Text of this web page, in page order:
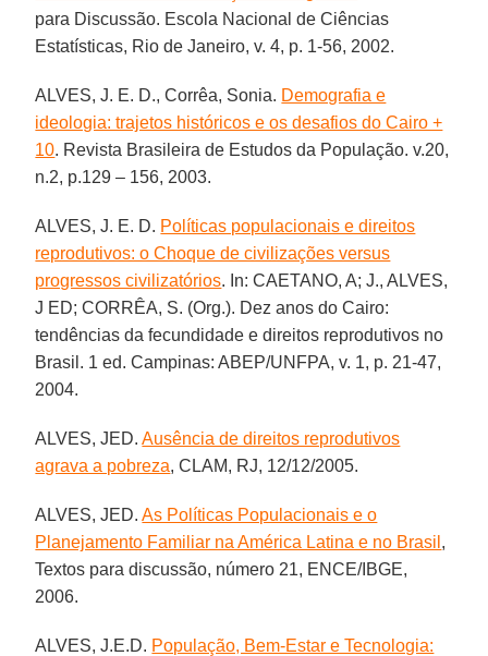
para Discussão. Escola Nacional de Ciências
Estatísticas, Rio de Janeiro, v. 4, p. 1-56, 2002.
ALVES, J. E. D., Corrêa, Sonia. Demografia e
ideologia: trajetos históricos e os desafios do Cairo +
10. Revista Brasileira de Estudos da População. v.20,
n.2, p.129 – 156, 2003.
ALVES, J. E. D. Políticas populacionais e direitos
reprodutivos: o Choque de civilizações versus
progressos civilizatórios. In: CAETANO, A; J., ALVES,
J ED; CORRÊA, S. (Org.). Dez anos do Cairo:
tendências da fecundidade e direitos reprodutivos no
Brasil. 1 ed. Campinas: ABEP/UNFPA, v. 1, p. 21-47,
2004.
ALVES, JED.Ausência de direitos reprodutivos
agrava a pobreza, CLAM, RJ, 12/12/2005.
ALVES, JED.As Políticas Populacionais e o
Planejamento Familiar na América Latina e no Brasil ,
Textos para discussão, número 21, ENCE/IBGE,
2006.
ALVES, J.E.D. População, Bem-Estar e Tecnologia: